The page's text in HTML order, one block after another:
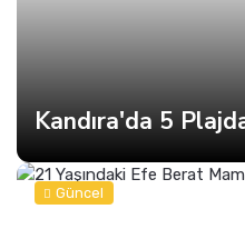
Güncel